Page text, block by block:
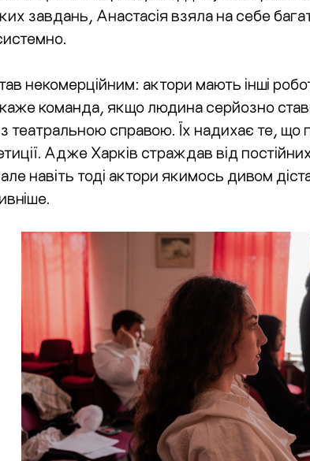
завдань, Анастасія взяла на себе
некомерційним: актори мають інші
команда, якщо людина серйозно
театральною справою. Їх надихає те,
Адже Харків страждав від
навіть тоді актори якимось дивом